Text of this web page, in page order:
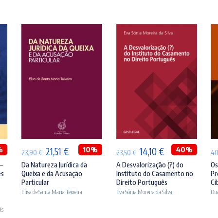
23,90€ O
preço
original
era:
21,51 €O
preço
atual
é:
10%
Da Natureza Jurídica da
Queixa e da Acusação
Particular
Elisa de Santa Maria Teixeira
ADICIONAR
23,50€ O
preço
original
era:
14,10 €O
preço
atual
é:
40%
A Desvalorização (?) do
Instituto do Casamento no
Direito Português
Eva Sónia Moreira da Silva